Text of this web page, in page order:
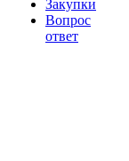
Закупки
Вопрос
ответ